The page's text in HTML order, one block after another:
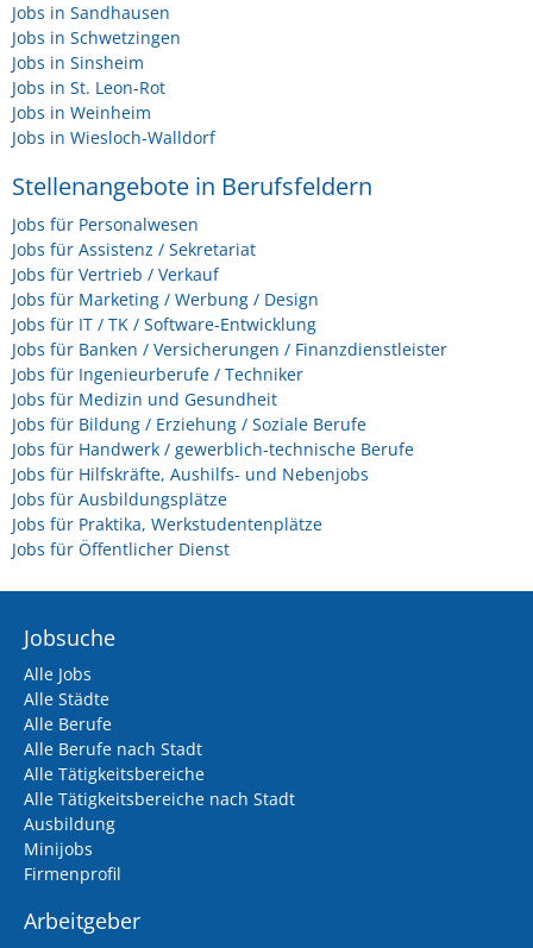
Jobs in Sandhausen
Jobs in Schwetzingen
Jobs in Sinsheim
Jobs in St. Leon-Rot
Jobs in Weinheim
Jobs in Wiesloch-Walldorf
Stellenangebote in Berufsfeldern
Jobs für Personalwesen
Jobs für Assistenz / Sekretariat
Jobs für Vertrieb / Verkauf
Jobs für Marketing / Werbung / Design
Jobs für IT / TK / Software-Entwicklung
Jobs für Banken / Versicherungen / Finanzdienstleister
Jobs für Ingenieurberufe / Techniker
Jobs für Medizin und Gesundheit
Jobs für Bildung / Erziehung / Soziale Berufe
Jobs für Handwerk / gewerblich-technische Berufe
Jobs für Hilfskräfte, Aushilfs- und Nebenjobs
Jobs für Ausbildungsplätze
Jobs für Praktika, Werkstudentenplätze
Jobs für Öffentlicher Dienst
Jobsuche
Alle Jobs
Alle Städte
Alle Berufe
Alle Berufe nach Stadt
Alle Tätigkeitsbereiche
Alle Tätigkeitsbereiche nach Stadt
Ausbildung
Minijobs
Firmenprofil
Arbeitgeber